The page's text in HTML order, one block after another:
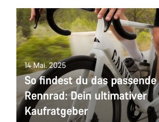
14 Mai. 2025
So findest du das passende
Rennrad: Dein ultimativer
Kaufratgeber